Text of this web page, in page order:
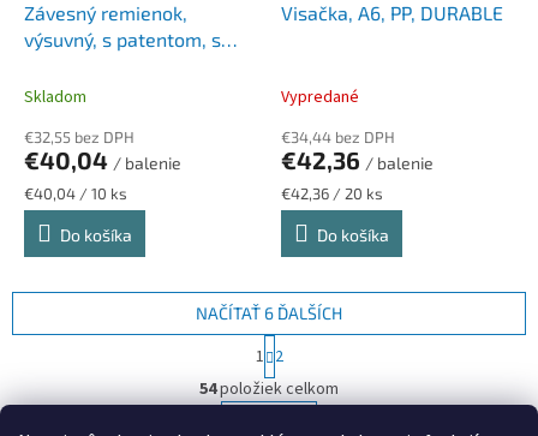
Závesný remienok,
výsuvný, s patentom, s
Skladom
€32,55 bez DPH
€40,04 / balenie
Jednotková
cena:
€40,04 / 10 ks
Do košíka
Visačka, A6, PP, DURABLE
Vypredané
€34,44 bez DPH
€42,36 / balenie
Jednotková
cena:
€42,36 / 20 ks
Do košíka
O
v
NAČÍTAŤ 6 ĎALŠÍCH
S
t
r
á
1 2
54položiek celkom